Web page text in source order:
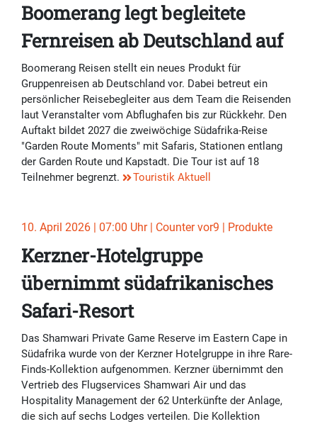
Boomerang legt begleitete
Fernreisen ab Deutschland auf
Boomerang Reisen stellt ein neues Produkt für
Gruppenreisen ab Deutschland vor. Dabei betreut ein
persönlicher Reisebegleiter aus dem Team die Reisenden
laut Veranstalter vom Abflughafen bis zur Rückkehr. Den
Auftakt bildet 2027 die zweiwöchige Südafrika-Reise
"Garden Route Moments" mit Safaris, Stationen entlang
der Garden Route und Kapstadt. Die Tour ist auf 18
Teilnehmer begrenzt.
Touristik Aktuell
10. April 2026 | 07:00 Uhr | Counter vor9 | Produkte
Kerzner-Hotelgruppe
übernimmt südafrikanisches
Safari-Resort
Das Shamwari Private Game Reserve im Eastern Cape in
Südafrika wurde von der Kerzner Hotelgruppe in ihre Rare-
Finds-Kollektion aufgenommen. Kerzner übernimmt den
Vertrieb des Flugservices Shamwari Air und das
Hospitality Management der 62 Unterkünfte der Anlage,
die sich auf sechs Lodges verteilen. Die Kollektion